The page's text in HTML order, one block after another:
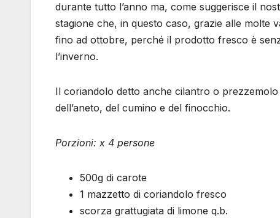
durante tutto l’anno ma, come suggerisce il
stagione che, in questo caso, grazie alle molte
fino ad ottobre, perché il prodotto fresco è
l’inverno.
Il coriandolo detto anche cilantro o
dell’aneto, del cumino e del finocchio.
Porzioni: x 4 persone
500g di carote
1 mazzetto di coriandolo fresco
scorza grattugiata di limone q.b.